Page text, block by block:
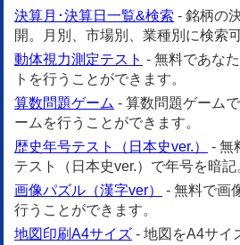
決算月･決算日一覧&検索 - 銘柄の
開。月別、市場別、業種別に検索可
動体視力測定テスト - 無料であな
トを行うことができます。
算数問題ゲーム - 算数問題ゲーム
ームを行うことができます。
歴史年号テスト（日本史ver.）
- 無
テスト（日本史ver.）で年号を暗記
画像パズル（漢字ver）
- 無料で画
行うことができます。
地図印刷A4サイズ - 地図をA4サイ